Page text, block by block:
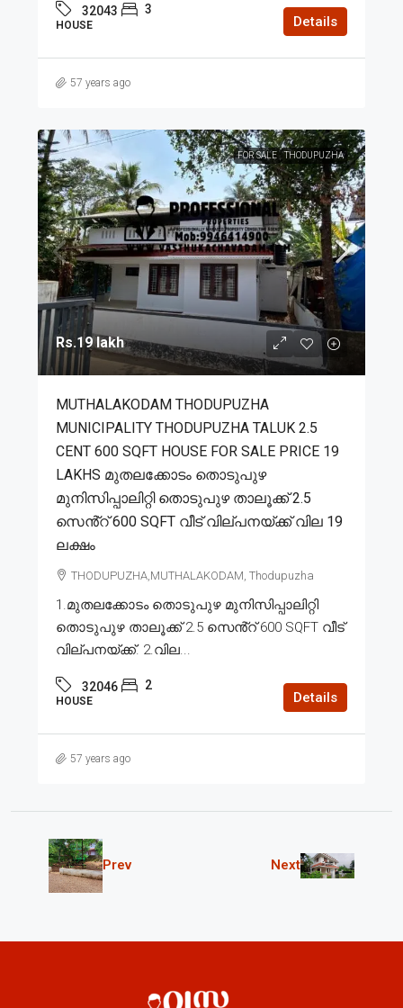
32043 3
HOUSE Details
57 years ago
FOR SALE THODUPUZHA
Rs.19 lakh
MUTHALAKODAM THODUPUZHA
MUNICIPALITY THODUPUZHA TALUK 2.5
CENT 600 SQFT HOUSE FOR SALE PRICE 19
LAKHS മുതലക്കോടം തൊടുപുഴ
മുനിസിപ്പാലിറ്റി തൊടുപുഴ താലൂക്ക് 2.5
സെൻ്റ് 600 SQFT വീട് വില്പനയ്ക്ക് വില 19
ലക്ഷം
THODUPUZHA,MUTHALAKODAM, Thodupuzha
1.മുതലക്കോടം തൊടുപുഴ മുനിസിപ്പാലിറ്റി
തൊടുപുഴ താലൂക്ക് 2.5 സെൻ്റ് 600 SQFT വീട്
വില്പനയ്ക്ക്. 2.വില...
32046 2
HOUSE Details
57 years ago
Prev Next